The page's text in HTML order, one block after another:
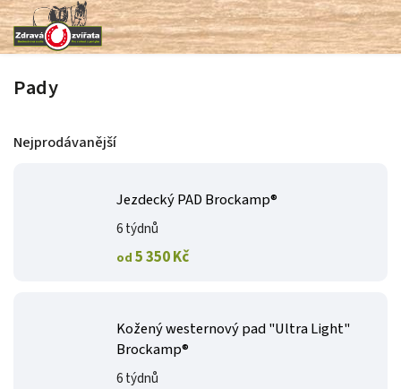
Pady
Nejprodávanější
Jezdecký PAD Brockamp®
6 týdnů
od 5 350 Kč
Kožený westernový pad "Ultra Light"
Brockamp®
6 týdnů